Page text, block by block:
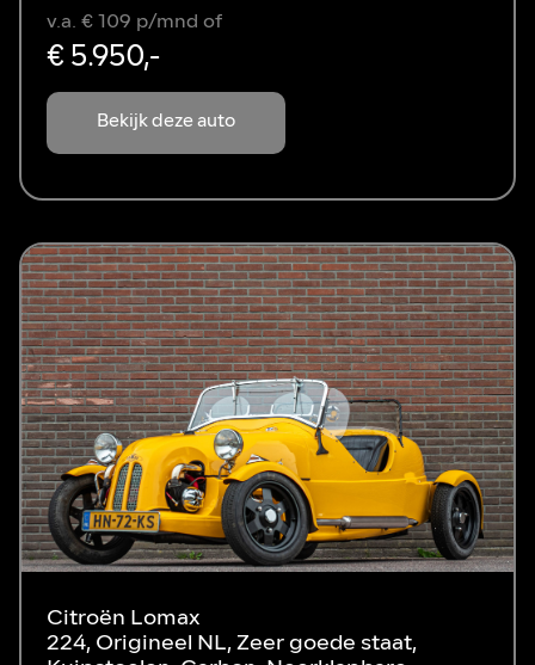
Bekijk deze auto
v.a. € 109 p/mnd of
€ 5.950,-
Citroën Lomax
224, Origineel NL, Zeer goede staat,